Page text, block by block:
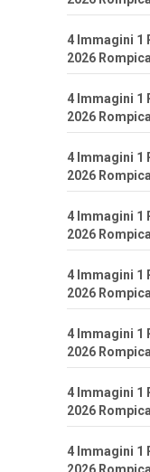
4 Immagini 1
2026
4 Immagini 1
2026
4 Immagini 1
2026
4 Immagini 1
2026
4 Immagini 1
2026
4 Immagini 1
2026
4 Immagini 1
2026
4 Immagini 1